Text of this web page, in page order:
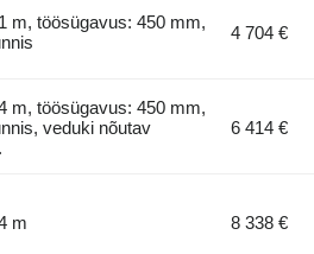
m, töösügavus: 450 mm,
4 704 €
m, töösügavus: 450 mm,
veduki nõutav
6 414 €
m 8 338 €